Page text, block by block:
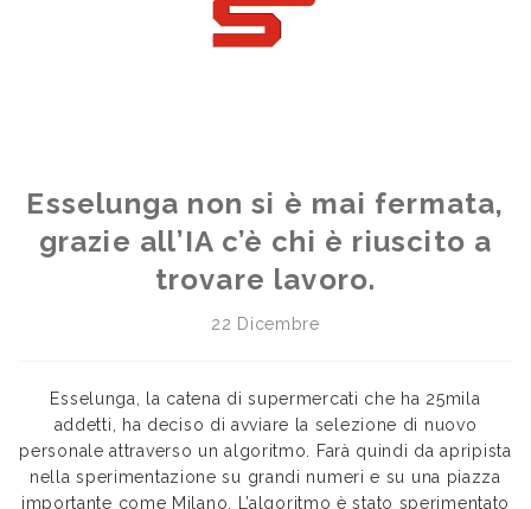
Esselunga non si è mai fermata,
grazie all’IA c’è chi è riuscito a
trovare lavoro.
22 Dicembre
Esselunga, la catena di supermercati che ha 25mila
addetti, ha deciso di avviare la selezione di nuovo
personale attraverso un algoritmo. Farà quindi da apripista
nella sperimentazione su grandi numeri e su una piazza
importante come Milano. L’algoritmo è stato sperimentato